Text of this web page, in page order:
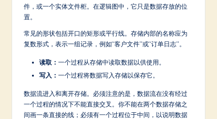
件，或一个实体文件柜。在逻辑图中，它只是数据存放的位
置。
常见的形状包括开口的矩形或平行线。存储内部的名称应为
复数形式，表示一组记录，例如“客户文件”或“订单日志”。
读取： 一个过程从存储中读取数据以供使用。
写入： 一个过程将数据写入存储以保存它。
数据流进入和离开存储。必须注意的是，数据流在没有经过
一个过程的情况下不能直接交叉。你不能在两个数据存储之
间画一条直接的线；必须有一个过程位于中间，以说明数据